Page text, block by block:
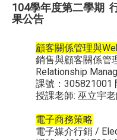
104學年度第二學期
果公告
顧客關係管理與
銷售與顧客關係管
Relationship
課號：305821001
授課老師: 巫立宇
電子商務策略
電子媒介行銷 /